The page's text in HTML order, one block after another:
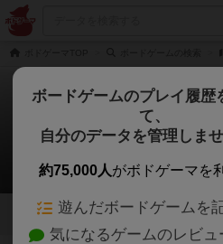
戦国大
33件の画
33 5
ボードゲームのプレイ履歴
て、
自分のデータを管理しま
約75,000人がボドゲーマを
遊んだボードゲームを
気になるゲームのレビュ